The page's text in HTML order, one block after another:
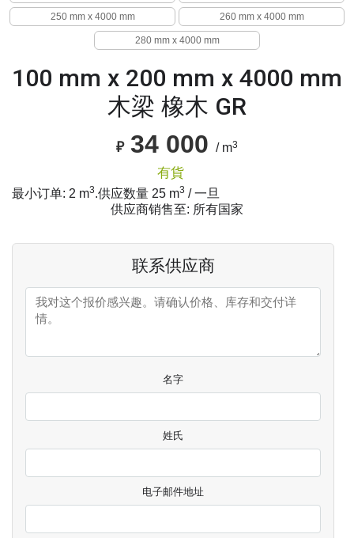
250 mm x 4000 mm 260 mm x 4000 mm
280 mm x 4000 mm
100 mm x 200 mm x 4000 mm
木梁 橡木 GR
₽ 34 000 / m3
有貨
最小订单: 2 m3.供应数量 25 m3 / 一旦
供应商销售至: 所有国家
联系供应商
名字
姓氏
电子邮件地址